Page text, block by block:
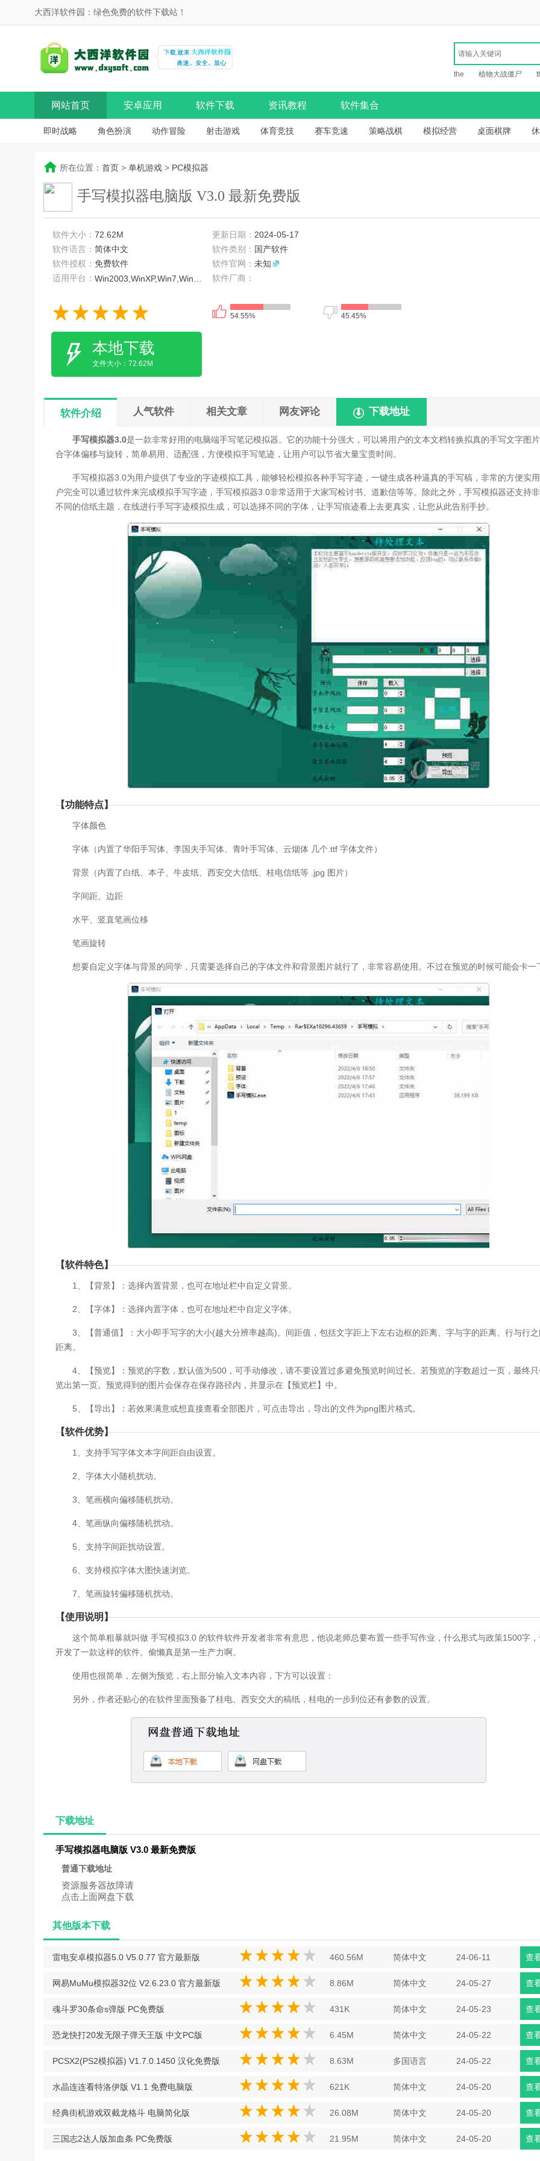
大西洋软件园：绿色免费的软件下载站！
the 植物大战僵尸
网站首页 安卓应用 软件下载 资讯教程 软件集合
即时战略 角色扮演 动作冒险 射击游戏 体育竞技 赛车竞速 策略战棋 模拟经营 桌面棋牌
所在位置： 首页 > 单机游戏 > PC模拟器
手写模拟器电脑版 V3.0 最新免费版
软件大小： 72.62M 更新日期： 2024-05-17
软件语言： 简体中文 软件类别： 国产软件
软件授权： 免费软件 软件官网： 未知
适用平台：
Win2003,WinXP,Win7,Win8,Win10 软件厂商：
54.55% 45.45%
本地下载
文件大小：72.62M
软件介绍 人气软件 相关文章 网友评论 下载地址
手写模拟器3.0是一款非常好用的电脑端手写笔记模拟器。它的功能十分强大，可以将用户的文本文档转换拟真的手写文字图
合字体偏移与旋转，简单易用、适配强，方便模拟手写笔迹，让用户可以节省大量宝贵时间。
手写模拟器3.0为用户提供了专业的字迹模拟工具，能够轻松模拟各种手写字迹，一键生成各种逼真的手写稿，非常的方便实
户完全可以通过软件来完成模拟手写字迹，手写模拟器3.0非常适用于大家写检讨书、道歉信等等。除此之外，手写模拟器还支持
不同的信纸主题，在线进行手写字迹模拟生成，可以选择不同的字体，让手写痕迹看上去更真实，让您从此告别手抄。
【功能特点】
字体颜色
字体（内置了华阳手写体、李国夫手写体、青叶手写体、云烟体 几个.ttf 字体文件）
背景（内置了白纸、本子、牛皮纸、西安交大信纸、桂电信纸等 .jpg 图片）
字间距、边距
水平、竖直笔画位移
笔画旋转
想要自定义字体与背景的同学，只需要选择自己的字体文件和背景图片就行了，非常容易使用。不过在预览的时候可能会卡一
【软件特色】
1、【背景】：选择内置背景，也可在地址栏中自定义背景。
2、【字体】：选择内置字体，也可在地址栏中自定义字体。
3、【普通值】：大小即手写字的大小(越大分辨率越高)。间距值，包括文字距上下左右边框的距离、字与字的距离、行与行
距离。
4、【预览】：预览的字数，默认值为500，可手动修改，请不要设置过多避免预览时间过长。若预览的字数超过一页，最终
览出第一页。预览得到的图片会保存在保存路径内，并显示在【预览栏】中。
5、【导出】：若效果满意或想直接查看全部图片，可点击导出，导出的文件为png图片格式。
【软件优势】
1、支持手写字体文本字间距自由设置。
2、字体大小随机扰动。
3、笔画横向偏移随机扰动。
4、笔画纵向偏移随机扰动。
5、支持字间距扰动设置。
6、支持模拟字体大图快速浏览。
7、笔画旋转偏移随机扰动。
【使用说明】
这个简单粗暴就叫做 手写模拟3.0 的软件软件开发者非常有意思，他说老师总要布置一些手写作业，什么形式与政策1500字
开发了一款这样的软件。偷懒真是第一生产力啊。
使用也很简单，左侧为预览，右上部分输入文本内容，下方可以设置：
另外，作者还贴心的在软件里面预备了桂电、西安交大的稿纸，桂电的一步到位还有参数的设置。
下载地址
手写模拟器电脑版 V3.0 最新免费版
普通下载地址
资源服务器故障请
点击上面网盘下载
其他版本下载
查
雷电安卓模拟器5.0 V5.0.77 官方最新版 460.56M 简体中文 24-06-11
查
网易MuMu模拟器32位 V2.6.23.0 官方最新版 8.86M 简体中文 24-05-27
查
魂斗罗30条命s弹版 PC免费版 431K 简体中文 24-05-23
查
恐龙快打20发无限子弹天王版 中文PC版 6.45M 简体中文 24-05-22
查
PCSX2(PS2模拟器) V1.7.0.1450 汉化免费版 8.63M 多国语言 24-05-22
查
水晶连连看特洛伊版 V1.1 免费电脑版 621K 简体中文 24-05-20
查
经典街机游戏双截龙格斗 电脑简化版 26.08M 简体中文 24-05-20
查
三国志2达人版加血条 PC免费版 21.95M 简体中文 24-05-20